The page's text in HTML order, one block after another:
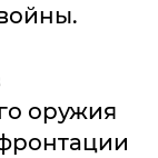
оружия